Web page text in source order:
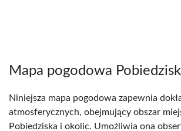
Mapa pogodowa
Niniejsza mapa pogodowa zapewnia
atmosferycznych, obejmujący obszar
Pobiedziska i okolic. Umożliwia ona